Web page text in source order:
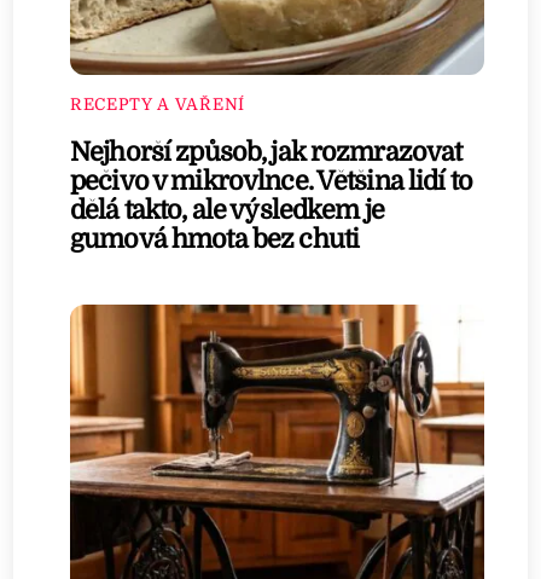
RECEPTY A VAŘENÍ
Nejhorší způsob, jak rozmrazovat
pečivo v mikrovlnce. Většina lidí to
dělá takto, ale výsledkem je
gumová hmota bez chuti